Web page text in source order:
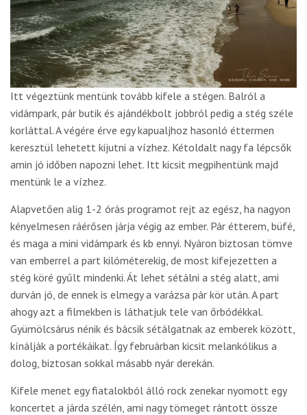
Itt végeztünk mentünk tovább kifele a stégen. Balról a
vidámpark, pár butik és ajándékbolt jobbról pedig a stég széle
korláttal. A végére érve egy kapualjhoz hasonló éttermen
keresztül lehetett kijutni a vízhez. Kétoldalt nagy fa lépcsők
amin jó időben napozni lehet. Itt kicsit megpihentünk majd
mentünk le a vízhez.
Alapvetően alig 1-2 órás programot rejt az egész, ha nagyon
kényelmesen ráérősen járja végig az ember. Pár étterem, büfé,
és maga a mini vidámpark és kb ennyi. Nyáron biztosan tömve
van emberrel a part kilóméterekig, de most kifejezetten a
stég köré gyűlt mindenki. Át lehet sétálni a stég alatt, ami
durván jó, de ennek is elmegy a varázsa pár kör után. A part
ahogy azt a filmekben is láthatjuk tele van őrbódékkal.
Gyümölcsárus nénik és bácsik sétálgatnak az emberek között,
kínálják a portékáikat. Így februárban kicsit melankólikus a
dolog, biztosan sokkal másabb nyár derekán.
Kifele menet egy fiatalokból álló rock zenekar nyomott egy
koncertet a járda szélén, ami nagy tömeget rántott össze